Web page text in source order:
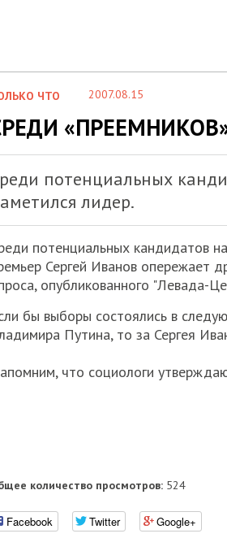
ЧТО 2007.08.15
потенциальных
лидер.
потенциальных кандидатов
Сергей Иванов опережает
опубликованного "Левада-
бы выборы состоялись в
Путина, то за Сергея
что социологи
количество просмотров: 524
Facebook Twitter Google+